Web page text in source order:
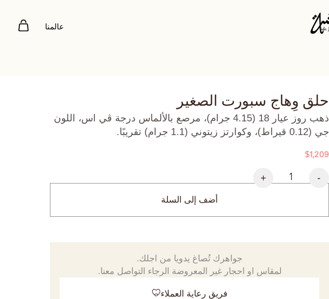
عالمنا
حلق وِهاج سبورت الصغير
ذهب روز عيار 18 (4.15 جرام)، مرصع بالألماس درجة ڤي اس، اللون
جي (0.12 قيراط)، وكوارتز زيتوني (1.1 جرام) تقريبًا.
$1,209
-
+
أضف إلى السلة
جواهرك تُصاغ يدويا من اجلك.
لمقاس او احجار غير المعروضة الرجاء التواصل معنا.
فريق رعاية العملاء